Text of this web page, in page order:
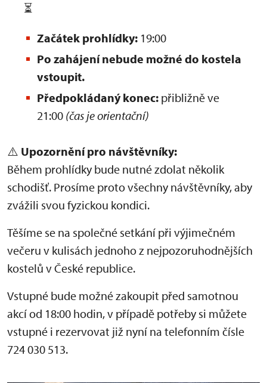
⏳
Začátek prohlídky: 19:00
Po zahájení nebude možné do kostela
vstoupit.
Předpokládaný konec: přibližně ve
21:00 (čas je orientační)
⚠️ Upozornění pro návštěvníky:
Během prohlídky bude nutné zdolat několik
schodišť. Prosíme proto všechny návštěvníky, aby
zvážili svou fyzickou kondici.
Těšíme se na společné setkání při výjimečném
večeru v kulisách jednoho z nejpozoruhodnějších
kostelů v České republice.
Vstupné bude možné zakoupit před samotnou
akcí od 18:00 hodin, v případě potřeby si můžete
vstupné i rezervovat již nyní na telefonním čísle
724 030 513.